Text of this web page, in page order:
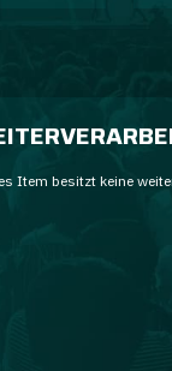
Item besitzt keine